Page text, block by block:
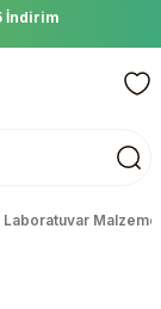
İndirim
Laboratuvar